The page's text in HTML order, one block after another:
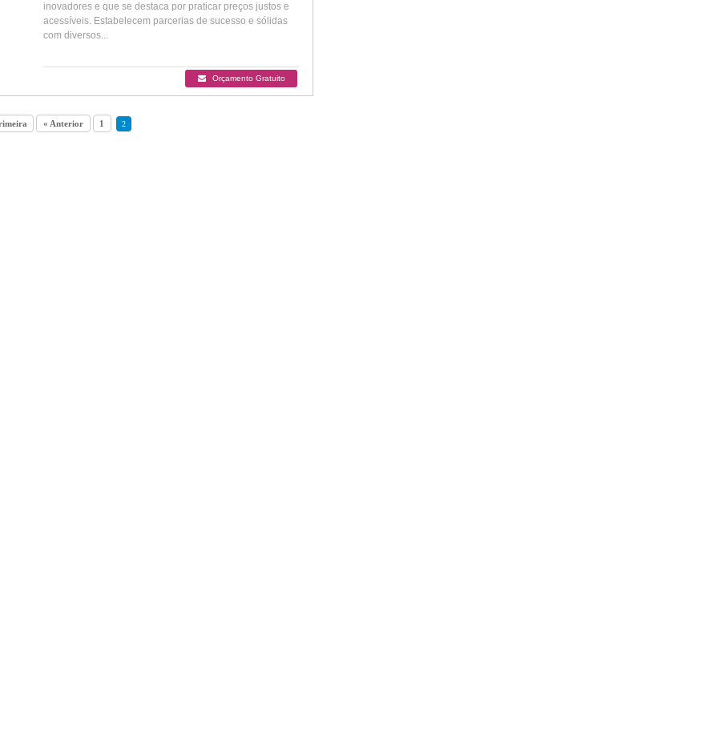
inovadores e que se destaca por praticar preços justos e
acessíveis. Estabelecem parcerias de sucesso e sólidas
com diversos...
Orçamento Gratuito
« Anterior 1 2